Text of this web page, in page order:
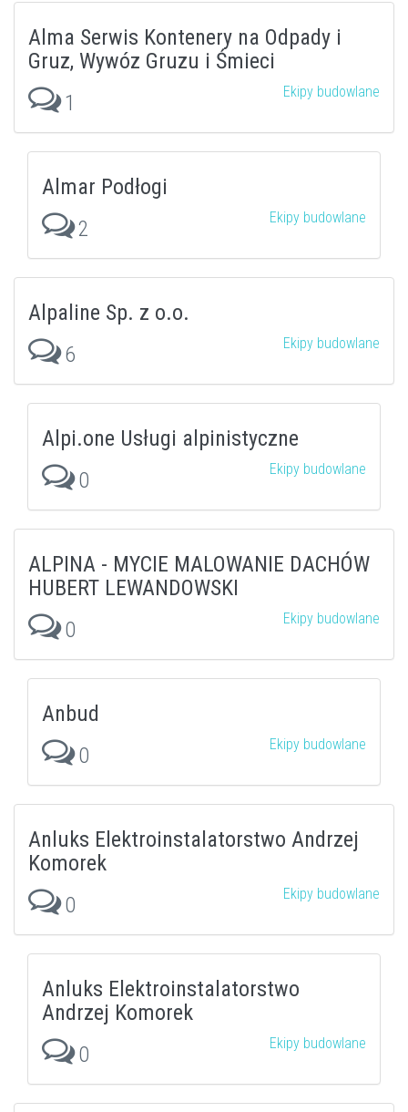
Alma Serwis Kontenery na Odpady i
Gruz, Wywóz Gruzu i Śmieci
1
Ekipy budowlane
Almar Podłogi
2
Ekipy budowlane
Alpaline Sp. z o.o.
6
Ekipy budowlane
Alpi.one Usługi alpinistyczne
0
Ekipy budowlane
ALPINA - MYCIE MALOWANIE DACHÓW
HUBERT LEWANDOWSKI
0
Ekipy budowlane
Anbud
0
Ekipy budowlane
Anluks Elektroinstalatorstwo Andrzej
Komorek
0
Ekipy budowlane
Anluks Elektroinstalatorstwo
Andrzej Komorek
0
Ekipy budowlane